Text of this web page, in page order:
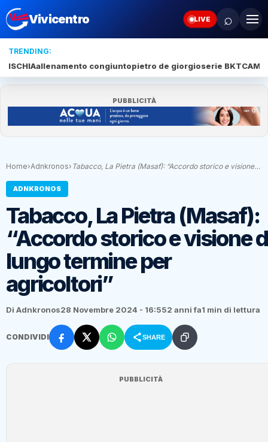
Vivicentro LIVE ⌕
TRENDING:
ISCHIAallenamento congiuntopietro de giorgioserie BKT
PUBBLICITÀ
Home›Adnkronos› Tabacco, La Pietra (Masaf): “Accordo storico e visione…
ADNKRONOS
Tabacco, La Pietra (Masaf):
“Accordo storico e visione
lungo termine per
agricoltori”
Di Adnkronos28 Novembre 2024 - 16:552 anni fa1 min di lettura
CONDIVIDI SHARE
PUBBLICITÀ